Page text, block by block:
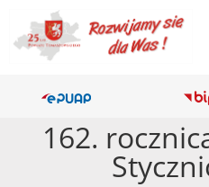
162.